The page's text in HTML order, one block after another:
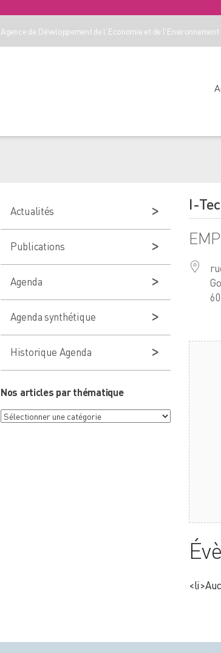
Agence de Développement de l'Economie et de l'Environnement
I-
Actualités
Publications
Agenda
Agenda synthétique
Historique Agenda
Nos articles par thématique
Nos
articles